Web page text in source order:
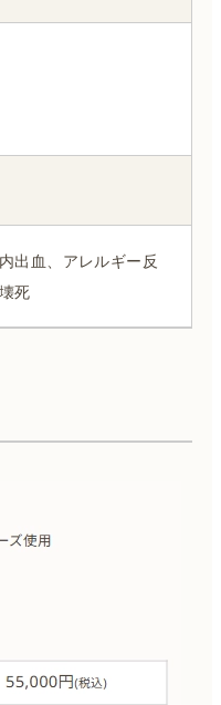
出血、アレルギー反
死